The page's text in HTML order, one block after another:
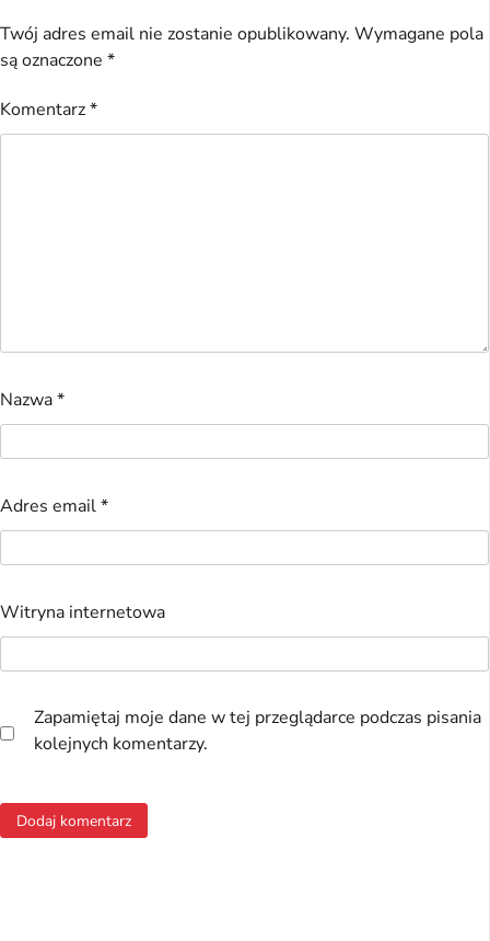
Twój adres email nie zostanie opublikowany. Wymagane pola
są oznaczone *
Komentarz*
Nazwa*
Adres email*
Witryna internetowa
Zapamiętaj moje dane w tej przeglądarce podczas pisania
kolejnych komentarzy.